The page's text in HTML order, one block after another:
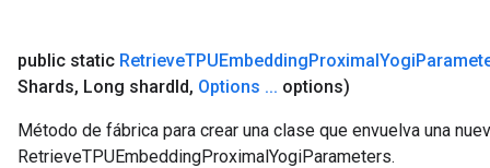
public static RetrieveTPUEmbeddingProximalYogi
Shards, Long shardId, Options ... options)
Método de fábrica para crear una clase que envuelva una
RetrieveTPUEmbeddingProximalYogiParameters.